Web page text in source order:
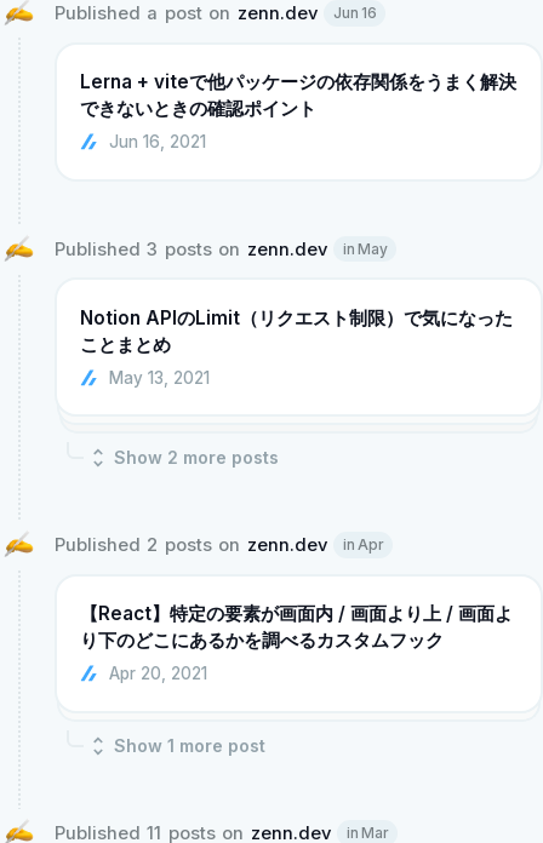
Published a post on zenn.dev Jun 16
Lerna + viteで他パッケージの依存関係をうまく解決
できないときの確認ポイント
Jun 16, 2021
Published 3 posts on zenn.dev in May
Notion APIのLimit（リクエスト制限）で気になった
ことまとめ
May 13, 2021
Show 2 more posts
Published 2 posts on zenn.dev in Apr
【React】特定の要素が画面内 / 画面より上 / 画面よ
り下のどこにあるかを調べるカスタムフック
Apr 20, 2021
Show 1 more post
Published 11 posts on zenn.dev in Mar